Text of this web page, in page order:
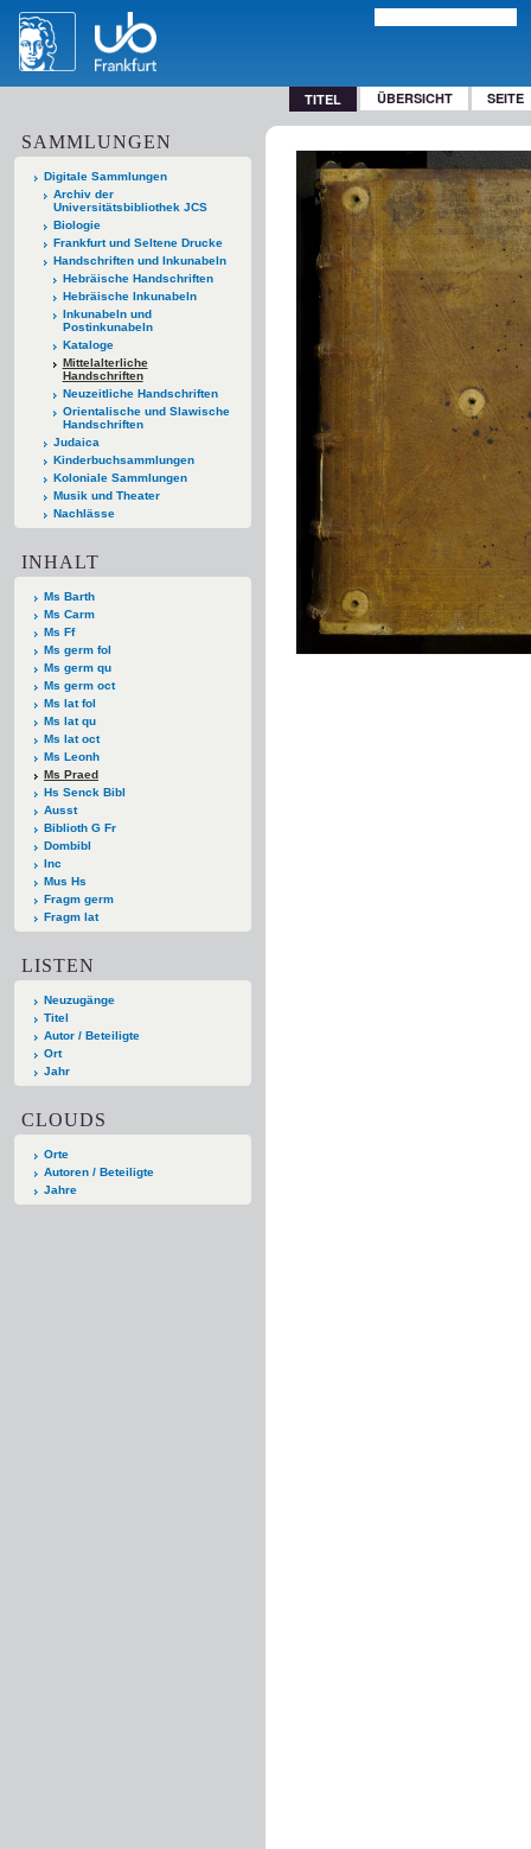
TITEL ÜBERSICHT SEITE
SAMMLUNGEN
Digitale Sammlungen
Archiv der
Universitätsbibliothek JCS
Biologie
Frankfurt und Seltene Drucke
Handschriften und Inkunabeln
Hebräische Handschriften
Hebräische Inkunabeln
Inkunabeln und
Postinkunabeln
Kataloge
Mittelalterliche
Handschriften
Neuzeitliche Handschriften
Orientalische und Slawische
Handschriften
Judaica
Kinderbuchsammlungen
Koloniale Sammlungen
Musik und Theater
Nachlässe
INHALT
Ms Barth
Ms Carm
Ms Ff
Ms germ fol
Ms germ qu
Ms germ oct
Ms lat fol
Ms lat qu
Ms lat oct
Ms Leonh
Ms Praed
Hs Senck Bibl
Ausst
Biblioth G Fr
Dombibl
Inc
Mus Hs
Fragm germ
Fragm lat
LISTEN
Neuzugänge
Titel
Autor / Beteiligte
Ort
Jahr
CLOUDS
Orte
Autoren / Beteiligte
Jahre